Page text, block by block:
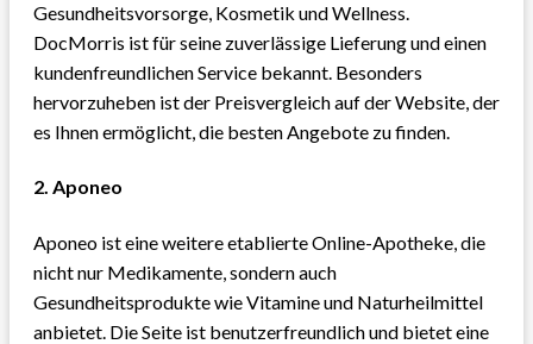
Gesundheitsvorsorge, Kosmetik und Wellness.
DocMorris ist für seine zuverlässige Lieferung und einen
kundenfreundlichen Service bekannt. Besonders
hervorzuheben ist der Preisvergleich auf der Website, der
es Ihnen ermöglicht, die besten Angebote zu finden.
2. Aponeo
Aponeo ist eine weitere etablierte Online-Apotheke, die
nicht nur Medikamente, sondern auch
Gesundheitsprodukte wie Vitamine und Naturheilmittel
anbietet. Die Seite ist benutzerfreundlich und bietet eine